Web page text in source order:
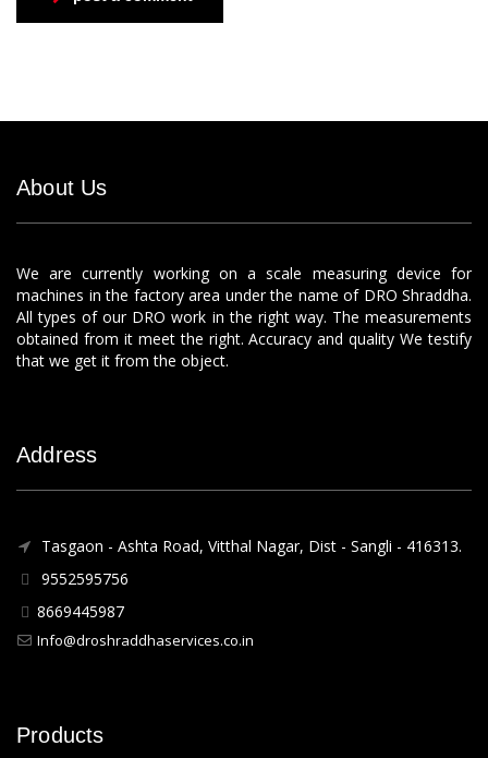
About Us
We are currently working on a scale measuring device for
machines in the factory area under the name of DRO Shraddha.
All types of our DRO work in the right way. The measurements
obtained from it meet the right. Accuracy and quality We testify
that we get it from the object.
Address
Tasgaon - Ashta Road, Vitthal Nagar, Dist - Sangli - 416313.
9552595756
8669445987
Info@droshraddhaservices.co.in
Products